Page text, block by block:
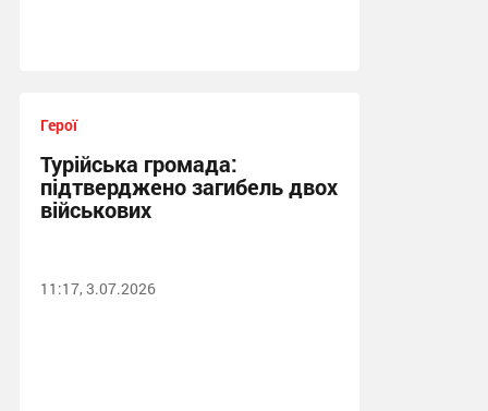
Герої
Турійська громада:
підтверджено загибель двох
військових
11:17, 3.07.2026